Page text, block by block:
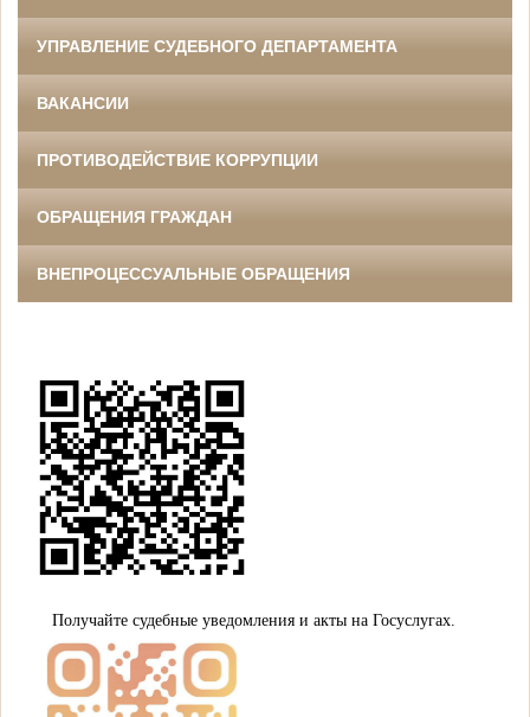
УПРАВЛЕНИЕ СУДЕБНОГО ДЕПАРТАМЕНТА
ВАКАНСИИ
ПРОТИВОДЕЙСТВИЕ КОРРУПЦИИ
ОБРАЩЕНИЯ ГРАЖДАН
ВНЕПРОЦЕССУАЛЬНЫЕ ОБРАЩЕНИЯ
Получайте судебные уведомления и акты на Госуслугах.